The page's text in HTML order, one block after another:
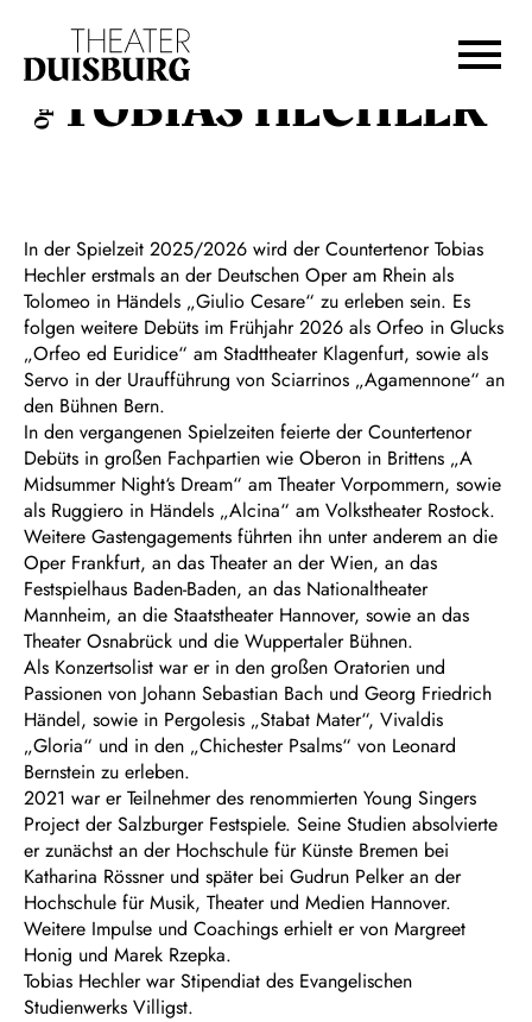
Zur Hauptnavigation springen
Zum Footer springen
Oper TOBIAS HECHLER
In der Spielzeit 2025/2026 wird der Countertenor Tobias
Hechler erstmals an der Deutschen Oper am Rhein als
Tolomeo in Händels „Giulio Cesare“ zu erleben sein. Es
folgen weitere Debüts im Frühjahr 2026 als Orfeo in Glucks
„Orfeo ed Euridice“ am Stadttheater Klagenfurt, sowie als
Servo in der Uraufführung von Sciarrinos „Agamennone“ an
den Bühnen Bern.
​In den vergangenen Spielzeiten feierte der Countertenor
Debüts in großen Fachpartien wie Oberon in Brittens „A
Midsummer Night‘s Dream“ am Theater Vorpommern, sowie
als Ruggiero in Händels „Alcina“ am Volkstheater Rostock.
​Weitere Gastengagements führten ihn unter anderem an die
Oper Frankfurt, an das Theater an der Wien, an das
Festspielhaus Baden-Baden, an das Nationaltheater
Mannheim, an die Staatstheater Hannover, sowie an das
Theater Osnabrück und die Wuppertaler Bühnen.
​Als Konzertsolist war er in den großen Oratorien und
Passionen von Johann Sebastian Bach und Georg Friedrich
Händel, sowie in Pergolesis „Stabat Mater“, Vivaldis
„Gloria“ und in den „Chichester Psalms“ von Leonard
Bernstein zu erleben.
​2021 war er Teilnehmer des renommierten Young Singers
Project der Salzburger Festspiele. Seine Studien absolvierte
er zunächst an der Hochschule für Künste Bremen bei
Katharina Rössner und später bei Gudrun Pelker an der
Hochschule für Musik, Theater und Medien Hannover.
Weitere Impulse und Coachings erhielt er von Margreet
Honig und Marek Rzepka.
​Tobias Hechler war Stipendiat des Evangelischen
Studienwerks Villigst.